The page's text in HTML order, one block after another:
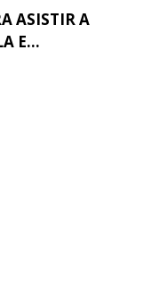
ASISTIR A
E...